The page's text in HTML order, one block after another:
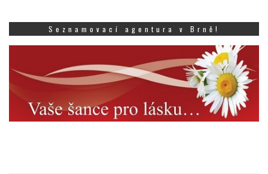
Seznamovací agentura v Brně!